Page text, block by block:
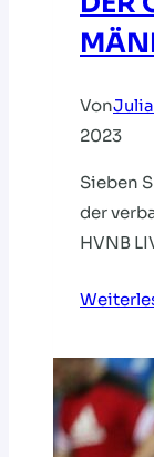
Von
2023
Sieben
der
HVNB